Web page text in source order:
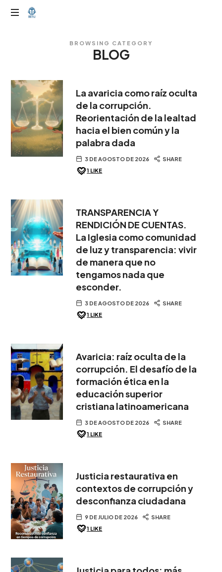
OTIJobservador
BROWSING CATEGORY
BLOG
La avaricia como raíz oculta
de la corrupción.
Reorientación de la lealtad
hacia el bien común y la
palabra dada
3 DE AGOSTO DE 2026
SHARE
1 LIKE
TRANSPARENCIA Y
RENDICIÓN DE CUENTAS.
La Iglesia como comunidad
de luz y transparencia: vivir
de manera que no
tengamos nada que
esconder.
3 DE AGOSTO DE 2026
SHARE
1 LIKE
Avaricia: raíz oculta de la
corrupción. El desafío de la
formación ética en la
educación superior
cristiana latinoamericana
3 DE AGOSTO DE 2026
SHARE
1 LIKE
Justicia restaurativa en
contextos de corrupción y
desconfianza ciudadana
9 DE JULIO DE 2026
SHARE
1 LIKE